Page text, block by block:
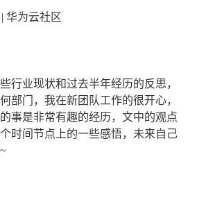
华为云社区
行业现状和过去半年经历的反思，
部门，我在新团队工作的很开心，
事是非常有趣的经历，文中的观点
时间节点上的一些感悟，未来自己